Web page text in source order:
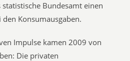
Bundesamt einen
Konsumausgaben.
Impulse kamen 2009 von
Die privaten